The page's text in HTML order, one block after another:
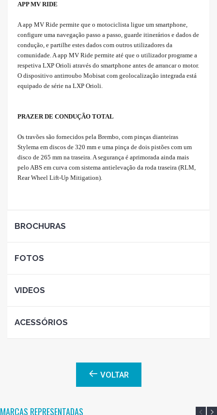
APP MV RIDE
A app MV Ride permite que o motociclista ligue um smartphone,
configure uma navegação passo a passo, guarde itinerários e dados de
condução, e partilhe estes dados com outros utilizadores da
comunidade. A app MV Ride permite até que o utilizador programe a
respetiva LXP Orioli através do smartphone antes de arrancar o motor.
O dispositivo antirroubo Mobisat com geolocalização integrada está
equipado de série na LXP Orioli.
PRAZER DE CONDUÇÃO TOTAL
Os travões são fornecidos pela Brembo, com pinças dianteiras
Stylema em discos de 320 mm e uma pinça de dois pistões com um
disco de 265 mm na traseira. A segurança é aprimorada ainda mais
pelo ABS em curva com sistema antielevação da roda traseira (RLM,
Rear Wheel Lift-Up Mitigation).
BROCHURAS
FOTOS
VIDEOS
ACESSÓRIOS
VOLTAR
MARCAS REPRESENTADAS